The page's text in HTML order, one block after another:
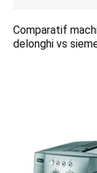
Comparatif
delonghi vs